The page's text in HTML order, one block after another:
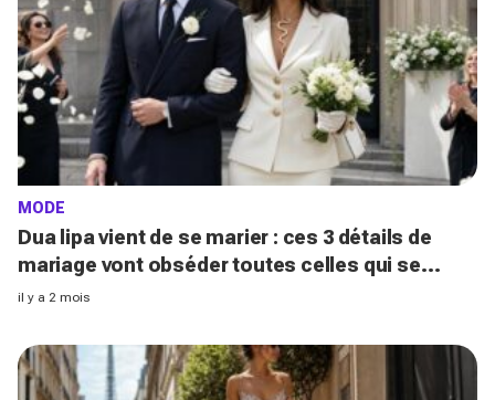
MODE
Dua lipa vient de se marier : ces 3 détails de
mariage vont obséder toutes celles qui se
marient à la Mairie cet été
il y a 2 mois